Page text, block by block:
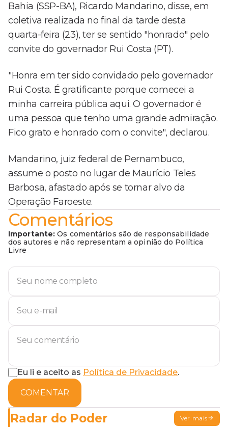
Bahia (SSP-BA), Ricardo Mandarino, disse, em
coletiva realizada no final da tarde desta
quarta-feira (23), ter se sentido "honrado" pelo
convite do governador Rui Costa (PT).
"Honra em ter sido convidado pelo governador
Rui Costa. É gratificante porque comecei a
minha carreira pública aqui. O governador é
uma pessoa que tenho uma grande admiração.
Fico grato e honrado com o convite", declarou.
Mandarino, juiz federal de Pernambuco,
assume o posto no lugar de Maurício Teles
Barbosa, afastado após se tornar alvo da
Operação Faroeste.
Comentários
Importante: Os comentários são de responsabilidade
dos autores e não representam a opinião do Política
Livre
Eu li e aceito as Política de Privacidade.
COMENTAR
Radar do Poder Ver mais